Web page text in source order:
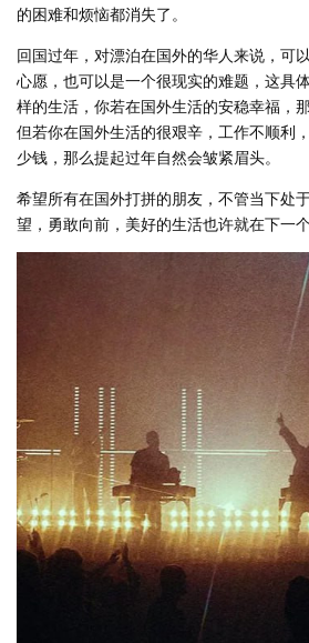
的困难和烦恼都消失了。
回国过年，对漂泊在国外的华人来说，可
心愿，也可以是一个很现实的难题，这具
样的生活，你若在国外生活的安稳幸福，
但若你在国外生活的很艰辛，工作不顺利
少钱，那么提起过年自然会皱紧眉头。
希望所有在国外打拼的朋友，不管当下处
望，勇敢向前，美好的生活也许就在下一个